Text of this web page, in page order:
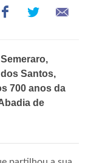
Santos,
700 anos da
de